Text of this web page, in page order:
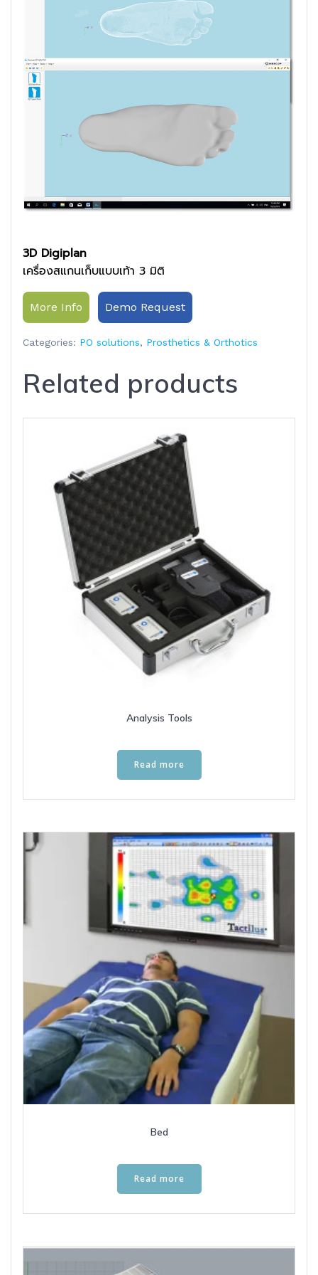
3D Digiplan
เครื่องสแกนเก็บแบบเท้า 3 มิติ
More Info Demo Request
Categories: PO solutions, Prosthetics & Orthotics
Related products
Analysis Tools
Read more
Bed
Read more